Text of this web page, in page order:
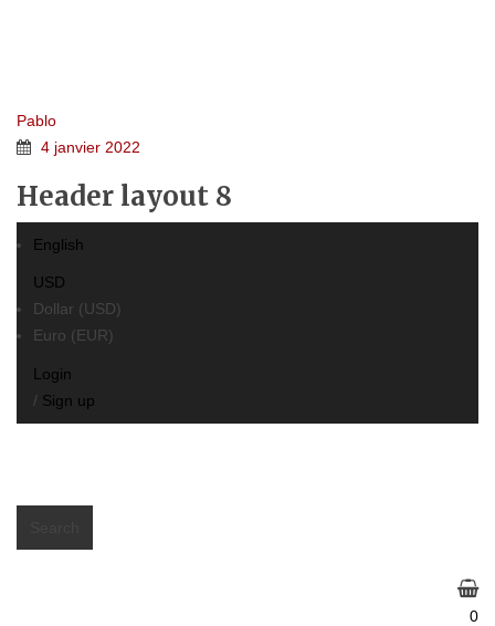
Pablo
4 janvier 2022
Header layout 8
English
USD
Dollar (USD)
Euro (EUR)
Login
/ Sign up
0